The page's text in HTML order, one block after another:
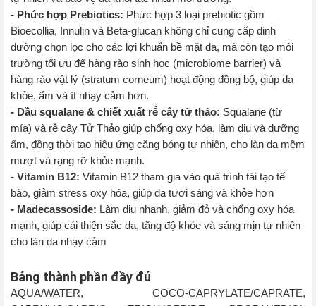
- Phức hợp Prebiotics: Phức hợp 3 loại prebiotic gồm
Bioecollia, Innulin và Beta-glucan không chỉ cung cấp dinh
dưỡng chọn lọc cho các lợi khuẩn bề mặt da, mà còn tạo môi
trường tối ưu để hàng rào sinh học (microbiome barrier) và
hàng rào vật lý (stratum corneum) hoạt động đồng bộ, giúp da
khỏe, ẩm và ít nhạy cảm hơn.
- Dầu squalane & chiết xuất rễ cây tử thảo: Squalane (từ
mía) và rễ cây Tử Thảo giúp chống oxy hóa, làm dịu và dưỡng
ẩm, đồng thời tạo hiệu ứng căng bóng tự nhiên, cho làn da mềm
mượt và rạng rỡ khỏe mạnh.
- Vitamin B12: Vitamin B12 tham gia vào quá trình tái tạo tế
bào, giảm stress oxy hóa, giúp da tươi sáng và khỏe hơn
- Madecassoside: Làm dịu nhanh, giảm đỏ và chống oxy hóa
mạnh, giúp cải thiện sắc da, tăng độ khỏe và sáng mịn tự nhiên
cho làn da nhạy cảm
Bảng thành phần đầy đủ
AQUA/WATER, COCO-CAPRYLATE/CAPRATE,